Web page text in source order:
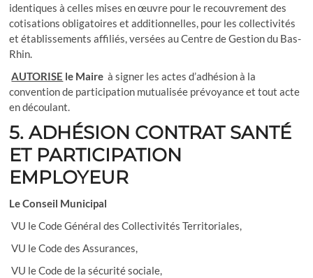
identiques à celles mises en œuvre pour le recouvrement des
cotisations obligatoires et additionnelles, pour les collectivités
et établissements affiliés, versées au Centre de Gestion du Bas-
Rhin.
AUTORISE le Maireà signer les actes d’adhésion à la
convention de participation mutualisée prévoyance et tout acte
en découlant.
5. ADHÉSION CONTRAT SANTÉ
ET PARTICIPATION
EMPLOYEUR
Le Conseil Municipal
VU le Code Général des Collectivités Territoriales,
VU le Code des Assurances,
VU le Code de la sécurité sociale,